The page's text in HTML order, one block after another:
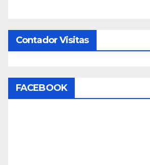
Contador Visitas
FACEBOOK